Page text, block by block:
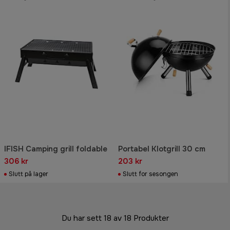
IFISH Camping grill foldable
306 kr
Slutt på lager
Portabel Klotgrill 30 cm
203 kr
Slutt for sesongen
Du har sett 18 av 18 Produkter